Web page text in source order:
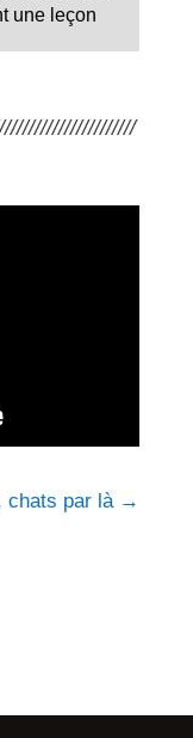
une leçon
chats par là →